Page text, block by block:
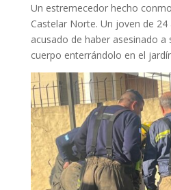
Un estremecedor hecho
Castelar Norte. Un joven de
acusado de haber asesinado
cuerpo enterrándolo en el